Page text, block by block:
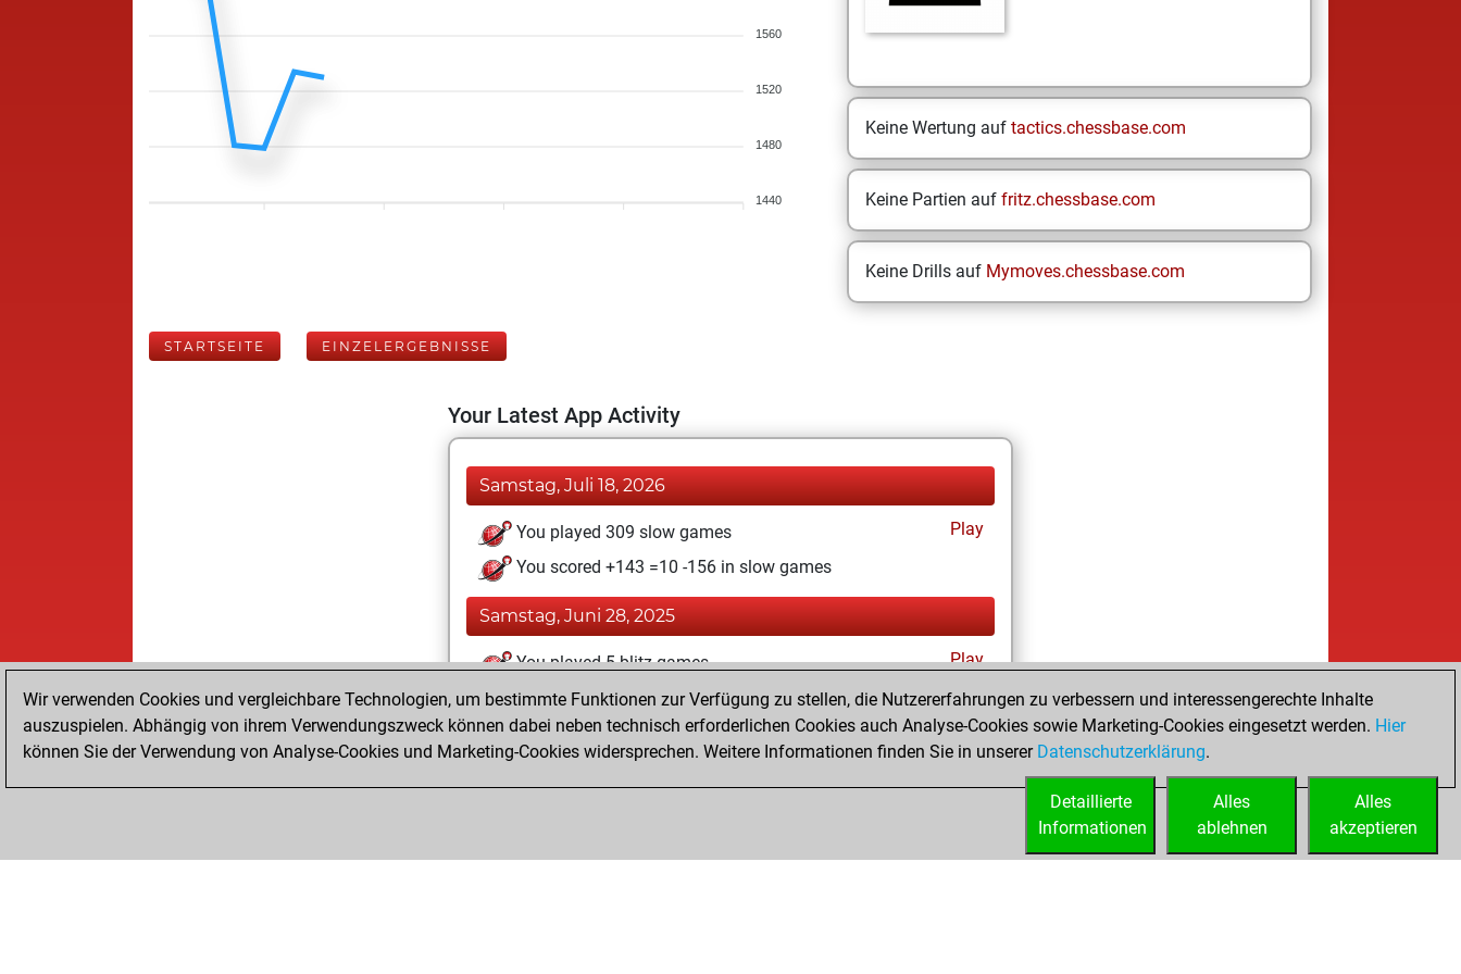
1560
1520
1480
1440
Keine Wertung auf tactics.chessbase.com
Keine Partien auf fritz.chessbase.com
Keine Drills auf Mymoves.chessbase.com
STARTSEITE EINZELERGEBNISSE
Your Latest App Activity
Samstag, Juli 18, 2026
You played 309 slow games
Play
You scored +143 =10 -156 in slow games
Samstag, Juni 28, 2025
You played 5 blitz games
Play
You scored +0 =1 -4 in blitz
Wir verwenden Cookies und vergleichbare Technologien, um bestimmte Funktionen zur Verfügung zu stellen, die Nutzererfahrungen zu verbessern und interessengerechte Inhalte
auszuspielen. Abhängig von ihrem Verwendungszweck können dabei neben technisch erforderlichen Cookies auch Analyse-Cookies sowie Marketing-Cookies eingesetzt werden. Hier
können Sie der Verwendung von Analyse-Cookies und Marketing-Cookies widersprechen. Weitere Informationen finden Sie in unserer Datenschutzerklärung.
Alles
akzeptieren
Alles
ablehnen
Detaillierte
Informationen